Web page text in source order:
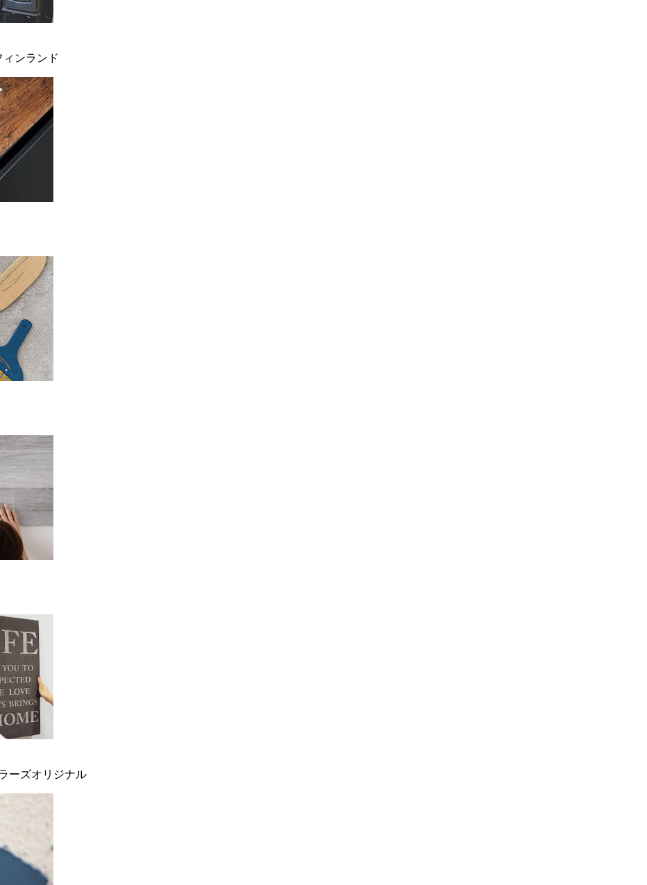
ィンランド
ーズオリジナル